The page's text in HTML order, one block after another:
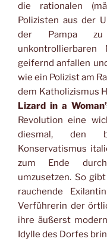
die rationalen
Polizisten aus der
der Pampa
geifernd anfallen
wie ein Polizist am
dem Katholizismus
Lizard in a
Revolution eine
diesmal, den
Konservatismus
zum Ende
umzusetzen. So gibt
rauchende
Verführerin der
ihre äußerst
Idylle des Dorfes